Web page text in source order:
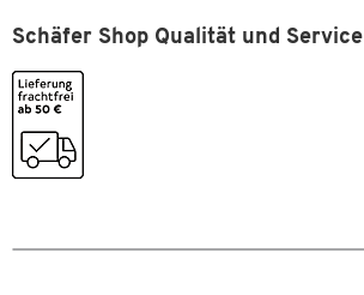
Schäfer Shop Qualität und Service